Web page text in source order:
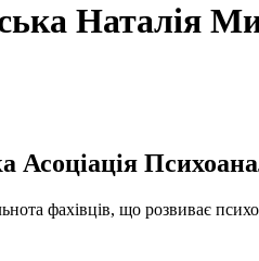
Наталія
Асоціація
фахівців, що розвиває